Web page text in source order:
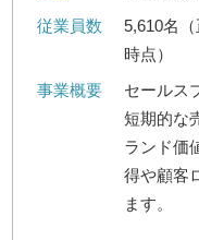
従業員数
5,610名
時点）
事業概要
セールス
短期的な
ランド価
得や顧客
ます。